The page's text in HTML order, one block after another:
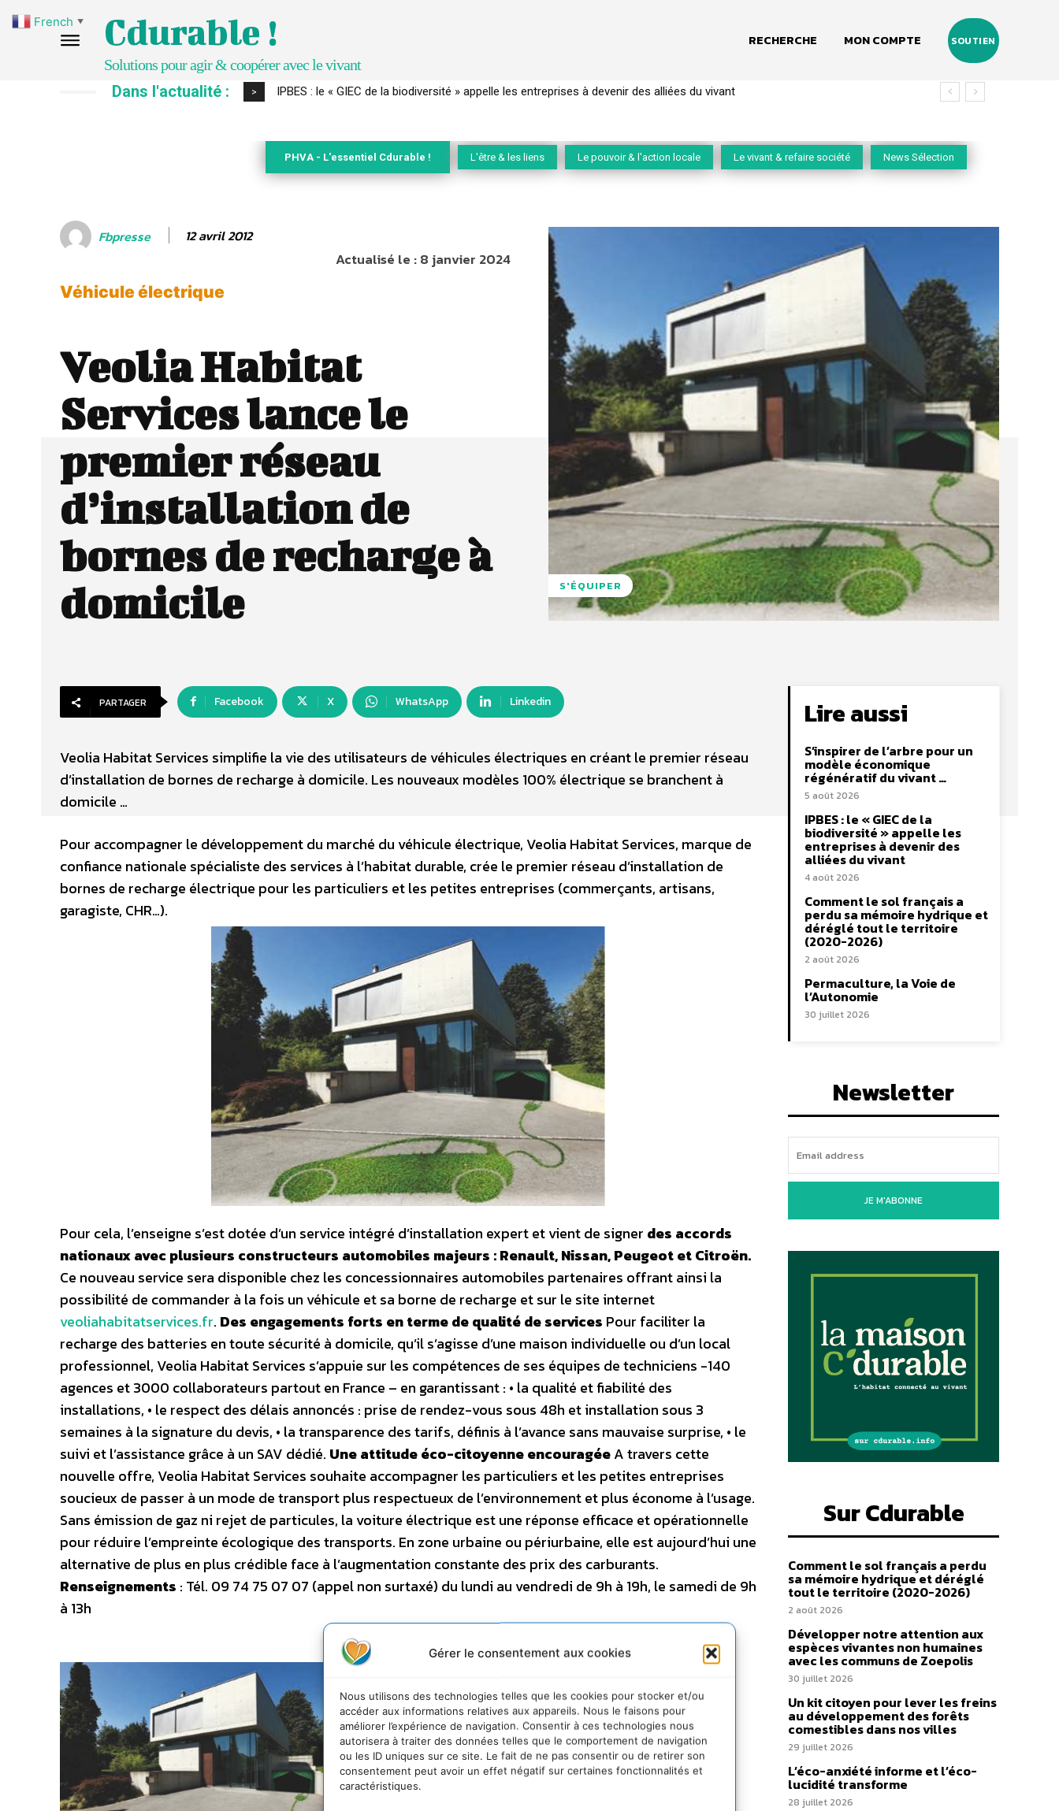
Gérer le consentement aux cookies
Nous utilisons des technologies telles que les cookies pour stocker et/ou
accéder aux informations relatives aux appareils. Nous le faisons pour
améliorer l’expérience de navigation. Consentir à ces technologies nous
autorisera à traiter des données telles que le comportement de navigation
ou les ID uniques sur ce site. Le fait de ne pas consentir ou de retirer son
consentement peut avoir un effet négatif sur certaines fonctionnalités et
caractéristiques.
Cdurable !
Solutions pour agir & coopérer avec le vivant
RECHERCHE MON COMPTE SOUTIEN
Dans l'actualité : > Comment le sol français a perdu sa mémoire hydrique et déréglé tout le territoire (2020-2026)
PHVA - L'essentiel Cdurable ! L'être & les liens Le pouvoir & l'action locale Le vivant & refaire société News Sélection
Fbpresse 12 avril 2012
Actualisé le :8 janvier 2024
Véhicule électrique
Veolia Habitat
Services lance le
premier réseau
d’installation de
bornes de recharge à
domicile
S'ÉQUIPER
PARTAGER Facebook X WhatsApp Linkedin
Veolia Habitat Services simplifie la vie des utilisateurs de véhicules électriques en créant le premier réseau
d’installation de bornes de recharge à domicile. Les nouveaux modèles 100% électrique se branchent à
domicile …
Pour accompagner le développement du marché du véhicule électrique, Veolia Habitat Services, marque de
confiance nationale spécialiste des services à l’habitat durable, crée le premier réseau d’installation de
bornes de recharge électrique pour les particuliers et les petites entreprises (commerçants, artisans,
garagiste, CHR…).
Pour cela, l’enseigne s’est dotée d’un service intégré d’installation expert et vient de signer des accords
nationaux avec plusieurs constructeurs automobiles majeurs : Renault, Nissan, Peugeot et Citroën.
Ce nouveau service sera disponible chez les concessionnaires automobiles partenaires offrant ainsi la
possibilité de commander à la fois un véhicule et sa borne de recharge et sur le site internet
veoliahabitatservices.fr. Des engagements forts en terme de qualité de services Pour faciliter la
recharge des batteries en toute sécurité à domicile, qu’il s’agisse d’une maison individuelle ou d’un local
professionnel, Veolia Habitat Services s’appuie sur les compétences de ses équipes de techniciens -140
agences et 3000 collaborateurs partout en France – en garantissant : • la qualité et fiabilité des
installations, • le respect des délais annoncés : prise de rendez-vous sous 48h et installation sous 3
semaines à la signature du devis, • la transparence des tarifs, définis à l’avance sans mauvaise surprise, • le
suivi et l’assistance grâce à un SAV dédié. Une attitude éco-citoyenne encouragéeA travers cette
nouvelle offre, Veolia Habitat Services souhaite accompagner les particuliers et les petites entreprises
soucieux de passer à un mode de transport plus respectueux de l’environnement et plus économe à l’usage.
Sans émission de gaz ni rejet de particules, la voiture électrique est une réponse efficace et opérationnelle
pour réduire l’empreinte écologique des transports. En zone urbaine ou périurbaine, elle est aujourd’hui une
alternative de plus en plus crédible face à l’augmentation constante des prix des carburants.
Renseignements : Tél. 09 74 75 07 07 (appel non surtaxé) du lundi au vendredi de 9h à 19h, le samedi de 9h
à 13h
Lire aussi
S’inspirer de l’arbre pour un
modèle économique
régénératif du vivant …
5 août 2026
IPBES : le « GIEC de la
biodiversité » appelle les
entreprises à devenir des
alliées du vivant
4 août 2026
Comment le sol français a
perdu sa mémoire hydrique et
déréglé tout le territoire
(2020-2026)
2 août 2026
Permaculture, la Voie de
l’Autonomie
30 juillet 2026
Newsletter
JE M'ABONNE
Sur Cdurable
Comment le sol français a perdu
sa mémoire hydrique et déréglé
tout le territoire (2020-2026)
2 août 2026
Développer notre attention aux
espèces vivantes non humaines
avec les communs de Zoepolis
30 juillet 2026
Un kit citoyen pour lever les freins
au développement des forêts
comestibles dans nos villes
29 juillet 2026
L’éco-anxiété informe et l’éco-
lucidité transforme
28 juillet 2026
French ▼